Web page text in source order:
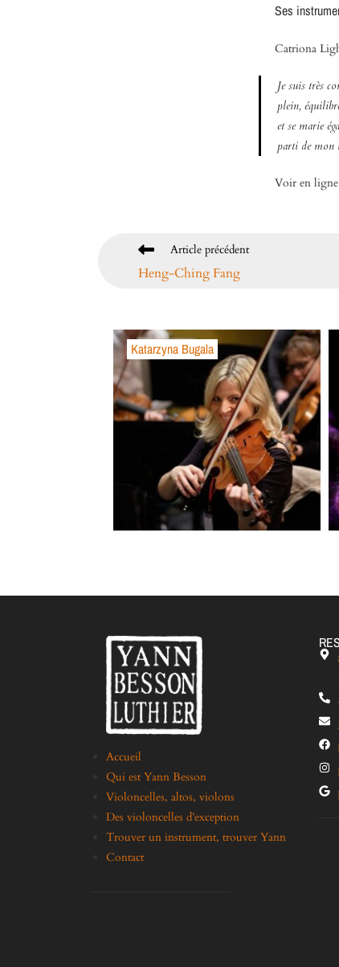
Ses
Catriona
Je suis très
plein,
et se marie
parti de mon
Voir en
Article précédent
Heng-Ching Fang
Katarzyna Bugala
Accueil
Qui est Yann Besson
Violoncelles, altos, violons
Des violoncelles d’exception
Trouver un instrument, trouver Yann
Contact